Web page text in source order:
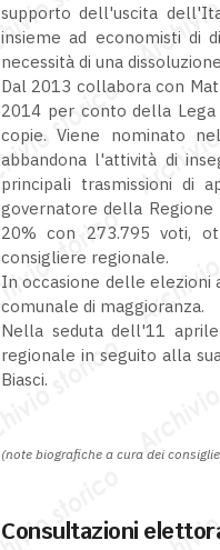
supporto dell'uscita
insieme ad economisti di
necessità di una
Dal 2013 collabora con
2014 per conto della
copie. Viene nominato
abbandona l'attività di
principali trasmissioni di
governatore della
20% con 273.795 voti,
consigliere regionale.
In occasione delle elezioni
comunale di maggioranza.
Nella seduta dell'11
regionale in seguito alla
Biasci.
(note biografiche a cura dei
Consultazioni